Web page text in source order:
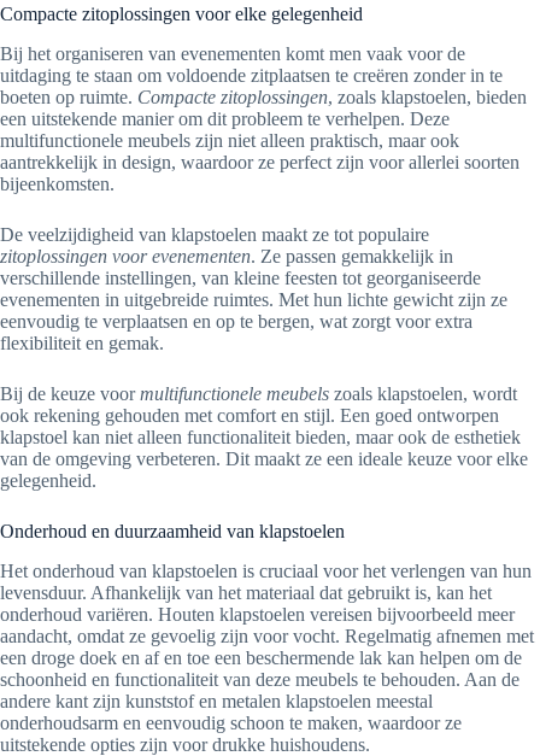
Compacte zitoplossingen voor elke gelegenheid
Bij het organiseren van evenementen komt men vaak voor de
uitdaging te staan om voldoende zitplaatsen te creëren zonder in te
boeten op ruimte. Compacte zitoplossingen, zoals klapstoelen, bieden
een uitstekende manier om dit probleem te verhelpen. Deze
multifunctionele meubels zijn niet alleen praktisch, maar ook
aantrekkelijk in design, waardoor ze perfect zijn voor allerlei soorten
bijeenkomsten.
De veelzijdigheid van klapstoelen maakt ze tot populaire
zitoplossingen voor evenementen. Ze passen gemakkelijk in
verschillende instellingen, van kleine feesten tot georganiseerde
evenementen in uitgebreide ruimtes. Met hun lichte gewicht zijn ze
eenvoudig te verplaatsen en op te bergen, wat zorgt voor extra
flexibiliteit en gemak.
Bij de keuze voormultifunctionele meubels zoals klapstoelen, wordt
ook rekening gehouden met comfort en stijl. Een goed ontworpen
klapstoel kan niet alleen functionaliteit bieden, maar ook de esthetiek
van de omgeving verbeteren. Dit maakt ze een ideale keuze voor elke
gelegenheid.
Onderhoud en duurzaamheid van klapstoelen
Het onderhoud van klapstoelen is cruciaal voor het verlengen van hun
levensduur. Afhankelijk van het materiaal dat gebruikt is, kan het
onderhoud variëren. Houten klapstoelen vereisen bijvoorbeeld meer
aandacht, omdat ze gevoelig zijn voor vocht. Regelmatig afnemen met
een droge doek en af en toe een beschermende lak kan helpen om de
schoonheid en functionaliteit van deze meubels te behouden. Aan de
andere kant zijn kunststof en metalen klapstoelen meestal
onderhoudsarm en eenvoudig schoon te maken, waardoor ze
uitstekende opties zijn voor drukke huishoudens.